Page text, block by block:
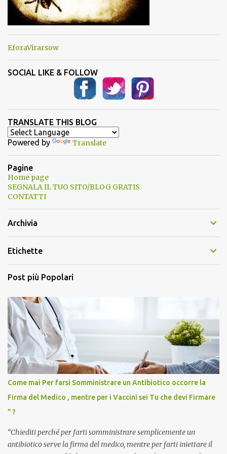
EforaVirarsow
SOCIAL LIKE & FOLLOW
TRANSLATE THIS BLOG
Powered by Translate
Pagine
Home page
SEGNALA IL TUO SITO/BLOG GRATIS
CONTATTI
Archivia
Etichette
Post più Popolari
Come mai Per farsi Somministrare un Antibiotico occorre la
Firma del Medico , mentre per i Vaccini sei Tu che devi Firmare
” ?
“Chiediti perché per farti somministrare semplicemente un
antibiotico serve la firma del medico, mentre per farti iniettare il